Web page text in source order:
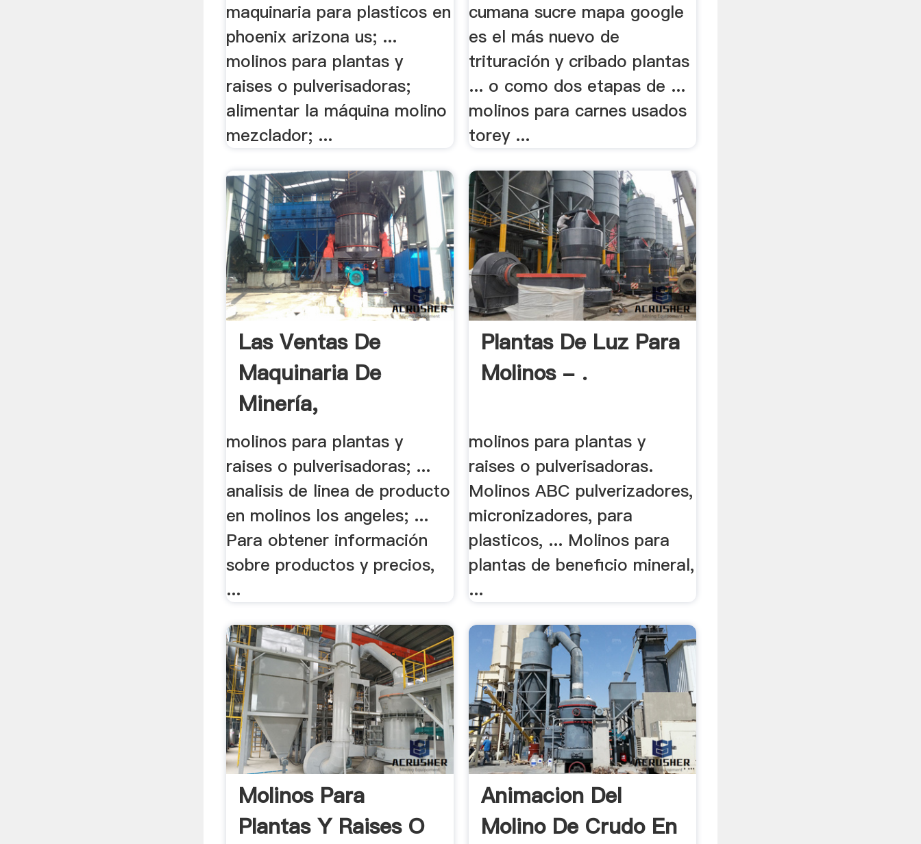
maquinaria para plasticos en
phoenix arizona us; ...
molinos para plantas y
raises o pulverisadoras;
alimentar la máquina molino
mezclador; ...
cumana sucre mapa google
es el más nuevo de
trituración y cribado plantas
... o como dos etapas de ...
molinos para carnes usados
torey ...
Las Ventas De
Maquinaria De
Minería,
Trituradoras ...
molinos para plantas y
raises o pulverisadoras; ...
analisis de linea de producto
en molinos los angeles; ...
Para obtener información
sobre productos y precios,
...
Plantas De Luz Para
Molinos - .
molinos para plantas y
raises o pulverisadoras.
Molinos ABC pulverizadores,
micronizadores, para
plasticos, ... Molinos para
plantas de beneficio mineral,
...
Molinos Para
Plantas Y Raises O
Animacion Del
Molino De Crudo En